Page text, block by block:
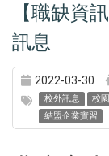
【職缺資
訊息
2022-03-30
校外訊息 校
結盟企業實習